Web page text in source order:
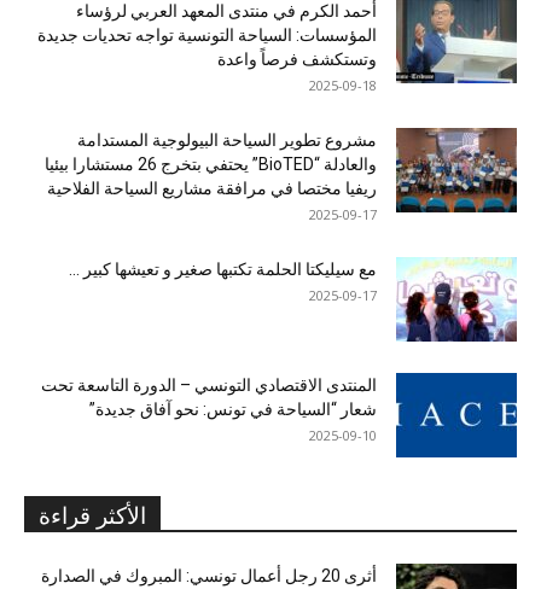
أحمد الكرم في منتدى المعهد العربي لرؤساء
المؤسسات: السياحة التونسية تواجه تحديات جديدة
وتستكشف فرصاً واعدة
2025-09-18
مشروع تطوير السياحة البيولوجية المستدامة
والعادلة “BioTED” يحتفي بتخرج 26 مستشارا بيئيا
ريفيا مختصا في مرافقة مشاريع السياحة الفلاحية
2025-09-17
مع سيليكتا الحلمة تكتبها صغير و تعيشها كبير …
2025-09-17
المنتدى الاقتصادي التونسي – الدورة التاسعة تحت
شعار “السياحة في تونس: نحو آفاق جديدة”
2025-09-10
الأكثر قراءة
أثرى 20 رجل أعمال تونسي: المبروك في الصدارة